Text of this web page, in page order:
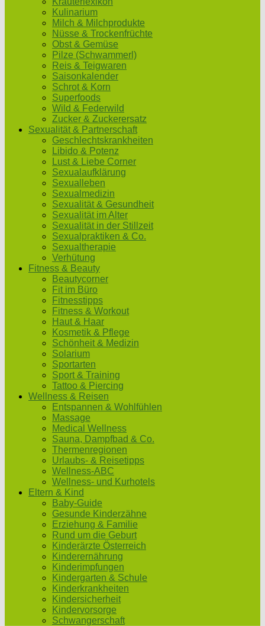
Kulinarium
Milch & Milchprodukte
Nüsse & Trockenfrüchte
Obst & Gemüse
Pilze (Schwammerl)
Reis & Teigwaren
Saisonkalender
Schrot & Korn
Superfoods
Wild & Federwild
Zucker & Zuckerersatz
Sexualität & Partnerschaft
Geschlechtskrankheiten
Libido & Potenz
Lust & Liebe Corner
Sexualaufklärung
Sexualleben
Sexualmedizin
Sexualität & Gesundheit
Sexualität im Alter
Sexualität in der Stillzeit
Sexualpraktiken & Co.
Sexualtherapie
Verhütung
Fitness & Beauty
Beautycorner
Fit im Büro
Fitnesstipps
Fitness & Workout
Haut & Haar
Kosmetik & Pflege
Schönheit & Medizin
Solarium
Sportarten
Sport & Training
Tattoo & Piercing
Wellness & Reisen
Entspannen & Wohlfühlen
Massage
Medical Wellness
Sauna, Dampfbad & Co.
Thermenregionen
Urlaubs- & Reisetipps
Wellness-ABC
Wellness- und Kurhotels
Eltern & Kind
Baby-Guide
Gesunde Kinderzähne
Erziehung & Familie
Rund um die Geburt
Kinderärzte Österreich
Kinderernährung
Kinderimpfungen
Kindergarten & Schule
Kinderkrankheiten
Kindersicherheit
Kindervorsorge
Schwangerschaft